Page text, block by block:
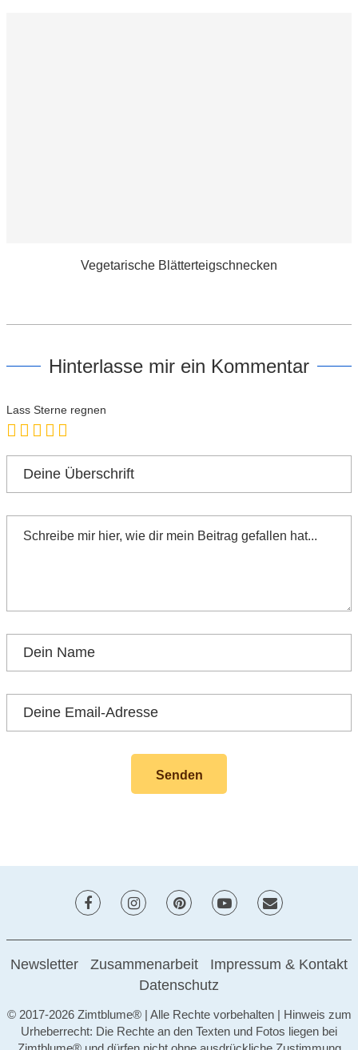
Vegetarische Blätterteigschnecken
Hinterlasse mir ein Kommentar
Lass Sterne regnen
Newsletter Zusammenarbeit
Impressum & Kontakt
Datenschutz
© 2017-2026 Zimtblume® | Alle Rechte vorbehalten | Hinweis zum
Urheberrecht: Die Rechte an den Texten und Fotos liegen bei